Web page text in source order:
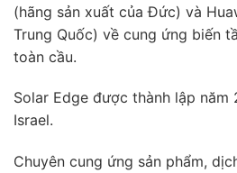
(hãng sản xuất của Đức) và
Trung Quốc) về cung ứng biến
toàn cầu.
Solar Edge được thành lập
Israel.
Chuyên cung ứng sản phẩm,